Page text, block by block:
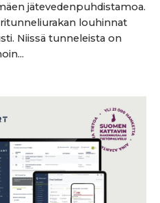
jätevedenpuhdistamoa.
louhinnat
Niissä tunneleista on